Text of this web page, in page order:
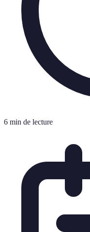
6 min de lecture